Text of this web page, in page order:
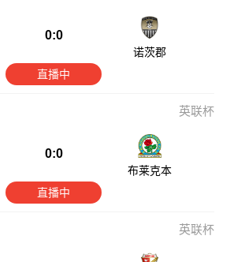
0:0
诺茨郡
直播中
英联杯
0:0
布莱克本
直播中
英联杯